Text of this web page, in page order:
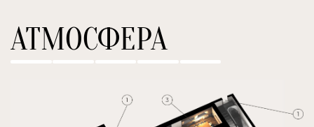
АТМОСФЕРА